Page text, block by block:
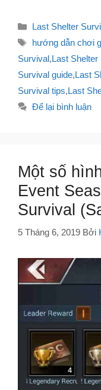
Danh
mục
Last Shelter
Thẻ
hướng dẫn chơi
Survival,Last
Survival guide,Last
Survival tips,Last
Để lại bình luận
Một số
Event
Survival
5 Tháng 6, 2019 Bởi